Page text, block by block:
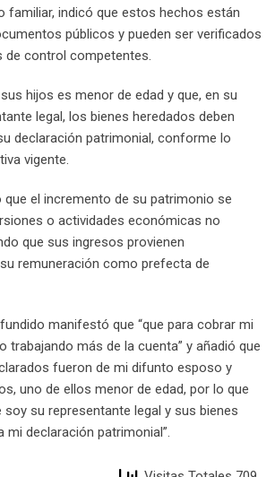
familiar, indicó que estos hechos están
públicos y pueden ser verificados
de control competentes.
hijos es menor de edad y que, en su
legal, los bienes heredados deben
declaración patrimonial, conforme lo
vigente.
el incremento de su patrimonio se
o actividades económicas no
que sus ingresos provienen
remuneración como prefecta de
manifestó que “que para cobrar mi
trabajando más de la cuenta” y añadió que
fueron de mi difunto esposo y
uno de ellos menor de edad, por lo que
su representante legal y sus bienes
mi declaración patrimonial”.